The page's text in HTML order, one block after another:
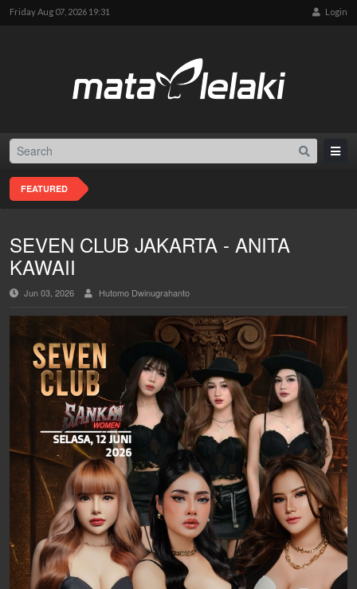
Friday Aug 07, 2026 19:31 Login
FEATURED
SEVEN CLUB JAKARTA - ANITA
KAWAII
Jun 03, 2026 Hutomo Dwinugrahanto